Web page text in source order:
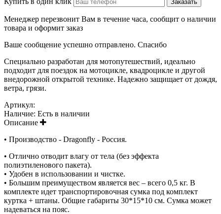
Менеджер перезвонит Вам в течение часа, сообщит о наличии
товара и оформит заказ
Ваше сообщение успешно отправлено. Спасибо
Специально разработан для мотопутешествий, идеально
подходит для поездок на мотоцикле, квадроцикле и другой
внедорожной открытой технике. Надежно защищает от дождя,
ветра, грязи.
Артикул:
Наличие: Есть в наличии
Описание
• Производство - Dragonfly - Россия.
• Отлично отводит влагу от тела (без эффекта
полиэтиленового пакета).
• Удобен в использовании и чистке.
• Большим преимуществом является вес – всего 0,5 кг. В
комплекте идет транспортировочная сумка под комплект
куртка + штаны. Общие габариты 30*15*10 см. Сумка может
надеваться на пояс.